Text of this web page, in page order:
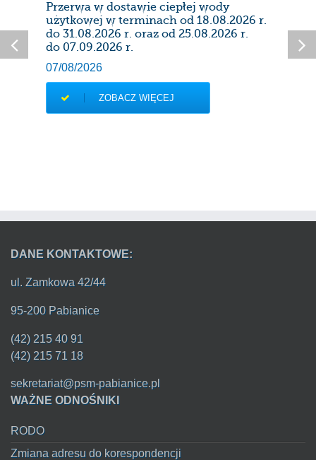
Przerwa w dostawie ciepłej wody
użytkowej w terminach od 18.08.2026 r.
do 31.08.2026 r. oraz od 25.08.2026 r.
do 07.09.2026 r.
07/08/2026
ZOBACZ WIĘCEJ
DANE KONTAKTOWE:
ul. Zamkowa 42/44
95-200 Pabianice
(42) 215 40 91
(42) 215 71 18
sekretariat@psm-pabianice.pl
WAŻNE ODNOŚNIKI
RODO
Zmiana adresu do korespondencji